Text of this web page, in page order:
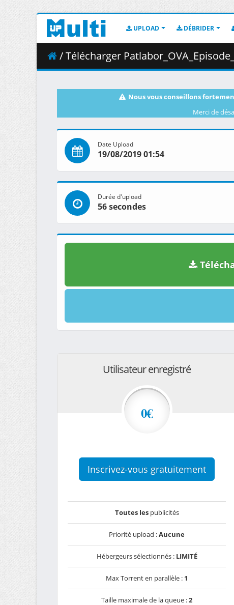
UPLOAD DÉBRIDER
/ Télécharger
Nous vous conseillons
Merci de
Date Upload
19/08/2019 01:54
Durée d'upload
56 secondes
Utilisateur enregistré
0€
Inscrivez-vous gratuitement
Toutes lespublicités
Priorité upload :Aucune
Hébergeurs sélectionnés : LIMITÉ
Max Torrent en parallèle : 1
Taille maximale de la queue :2